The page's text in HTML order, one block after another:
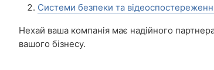
Системи безпеки та
Нехай ваша компанія має надійного
вашого бізнесу.